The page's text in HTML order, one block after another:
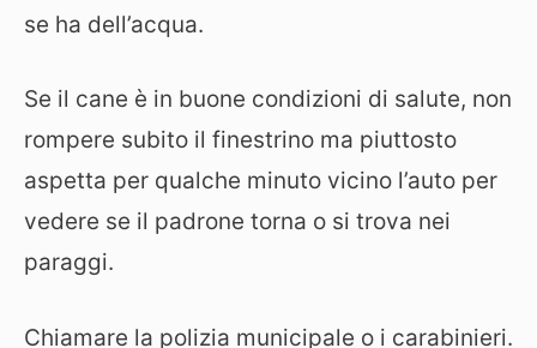
se ha dell’acqua.
Se il cane è in buone condizioni di salute, non
rompere subito il finestrino ma piuttosto
aspetta per qualche minuto vicino l’auto per
vedere se il padrone torna o si trova nei
paraggi.
Chiamare la polizia municipale o i carabinieri.